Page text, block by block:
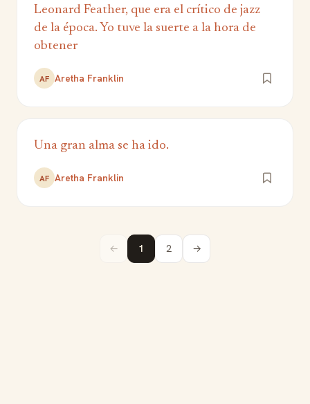
Leonard Feather, que era el crítico de jazz
de la época. Yo tuve la suerte a la hora de
obtener
AF Aretha Franklin
Una gran alma se ha ido.
AF Aretha Franklin
← 1 2 →